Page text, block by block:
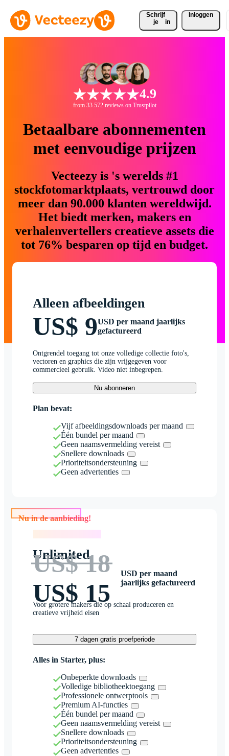
Schrijf
je
in
Inloggen
4.9
from 33.572 reviews on Trustpilot
Betaalbare abonnementen
met eenvoudige prijzen
Vecteezy is 's werelds #1
stockfotomarktplaats, vertrouwd door
meer dan 90.000 klanten wereldwijd.
Het biedt merken, makers en
verhalenvertellers creatieve assets die
tot 76% besparen op tijd en budget.
Alleen afbeeldingen
US$ 9USD per maand jaarlijks
gefactureerd
Ontgrendel toegang tot onze volledige collectie foto's,
vectoren en graphics die zijn vrijgegeven voor
commercieel gebruik. Video niet inbegrepen.
Nu abonneren
Plan bevat:
Vijf afbeeldingsdownloads per maand
Één bundel per maand
Geen naamsvermelding vereist
Snellere downloads
Prioriteitsondersteuning
Geen advertenties
Nu in de aanbieding!
Unlimited
US$ 18
US$ 15
USD per maand
jaarlijks gefactureerd
Voor grotere makers die op schaal produceren en
creatieve vrijheid eisen
7 dagen gratis proefperiode
Alles in Starter, plus:
Onbeperkte downloads
Volledige bibliotheektoegang
Professionele ontwerptools
Premium AI-functies
Één bundel per maand
Geen naamsvermelding vereist
Snellere downloads
Prioriteitsondersteuning
Geen advertenties